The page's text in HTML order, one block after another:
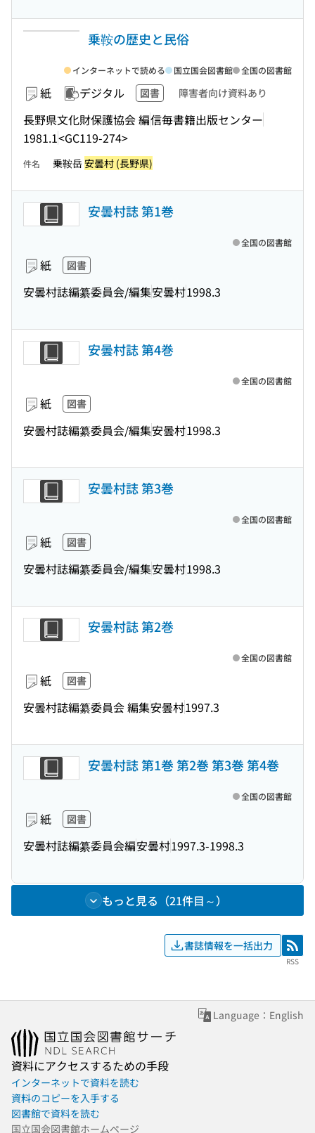
乗鞍の歴史と民俗
紙 デジタル 図書 障害者向け資料あり
長野県文化財保護協会 編信毎書籍出版センター
1981.1<GC119-274>
インターネットで読める 国立国会図書館 全国の図書館
件名 乗鞍岳安曇村 (長野県)
安曇村誌 第1巻
紙 図書
安曇村誌編纂委員会/編集安曇村1998.3
全国の図書館
安曇村誌 第4巻
紙 図書
安曇村誌編纂委員会/編集安曇村1998.3
全国の図書館
安曇村誌 第3巻
紙 図書
安曇村誌編纂委員会/編集安曇村1998.3
全国の図書館
安曇村誌 第2巻
紙 図書
安曇村誌編纂委員会 編集安曇村1997.3
全国の図書館
安曇村誌 第1巻 第2巻 第3巻 第4巻
紙 図書
安曇村誌編纂委員会編安曇村1997.3-1998.3
全国の図書館
もっと見る（21件目～）
書誌情報を一括出力 RSS
RSS
Language：English
資料にアクセスするための手段
インターネットで資料を読む
資料のコピーを入手する
図書館で資料を読む
国立国会図書館ホームページ